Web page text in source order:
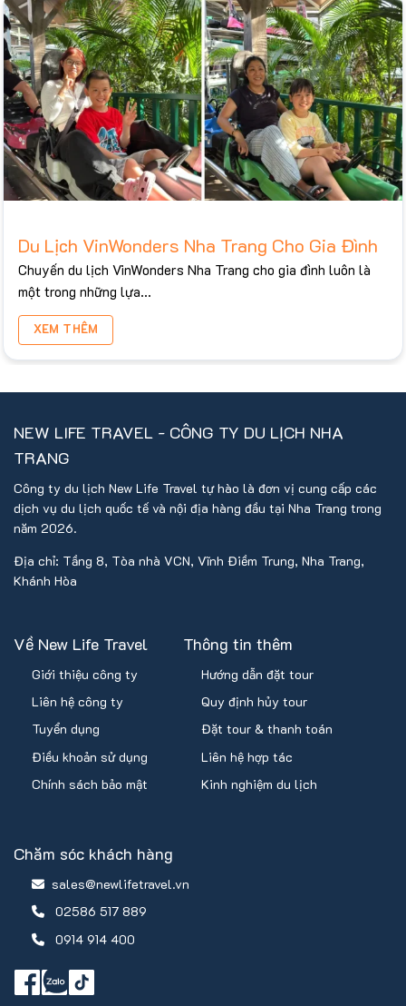
Du Lịch VinWonders Nha Trang Cho Gia Đình
Chuyến du lịch VinWonders Nha Trang cho gia đình luôn là
một trong những lựa...
XEM THÊM
NEW LIFE TRAVEL - CÔNG TY DU LỊCH NHA
TRANG
Công ty du lịch New Life Travel tự hào là đơn vị cung cấp các
dịch vụ du lịch quốc tế và nội địa hàng đầu tại Nha Trang trong
năm 2026.
Địa chỉ: Tầng 8, Tòa nhà VCN, Vĩnh Điềm Trung, Nha Trang,
Khánh Hòa
Về New Life Travel
Giới thiệu công ty
Liên hệ công ty
Tuyển dụng
Điều khoản sử dụng
Chính sách bảo mật
Thông tin thêm
Hướng dẫn đặt tour
Quy định hủy tour
Đặt tour & thanh toán
Liên hệ hợp tác
Kinh nghiệm du lịch
Chăm sóc khách hàng
sales@newlifetravel.vn
02586 517 889
0914 914 400